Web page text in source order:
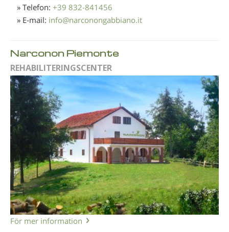
» Telefon: +39 832-841456
» E-mail: info@narconongabbiano.it
Narconon Piemonte
REHABILITERINGSCENTER
För mer information